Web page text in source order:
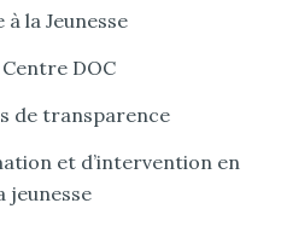
à la Jeunesse
DOC
de transparence
et d’intervention en
jeunesse